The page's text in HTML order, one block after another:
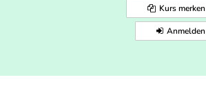
Kurs merken
Anmelden